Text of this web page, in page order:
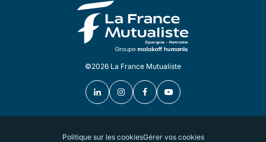
©2026 La France Mutualiste
Politique sur les cookiesGérer vos cookies